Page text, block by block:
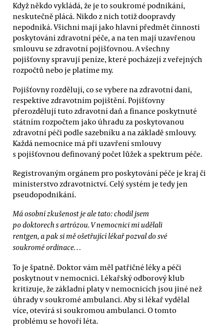
Když někdo vykládá, že je to soukromé podnikání,
neskutečně plácá. Nikdo z nich totiž doopravdy
nepodniká. Všichni mají jako hlavní předmět činnosti
poskytování zdravotní péče, a na ten mají uzavřenou
smlouvu se zdravotní pojišťovnou. A všechny
pojišťovny spravují peníze, které pocházejí z veřejných
rozpočtů nebo je platíme my.
Pojišťovny rozdělují, co se vybere na zdravotní dani,
respektive zdravotním pojištění. Pojišťovny
přerozdělují tuto zdravotní daň a finance poskytnuté
státním rozpočtem jako úhradu za poskytovanou
zdravotní péči podle sazebníku a na základě smlouvy.
Každá nemocnice má při uzavření smlouvy
s pojišťovnou definovaný počet lůžek a spektrum péče.
Registrovaným orgánem pro poskytování péče je kraj či
ministerstvo zdravotnictví. Celý systém je tedy jen
pseudopodnikání.
Má osobní zkušenost je ale tato: chodil jsem
po doktorech s artrózou. V nemocnici mi udělali
rentgen, a pak si mě ošetřující lékař pozval do své
soukromé ordinace…
To je špatně. Doktor vám měl patřičné léky a péči
poskytnout v nemocnici. Lékařský odborový klub
kritizuje, že základní platy v nemocnicích jsou jiné než
úhrady v soukromé ambulanci. Aby si lékař vydělal
více, otevírá si soukromou ambulanci. O tomto
problému se hovoří léta.